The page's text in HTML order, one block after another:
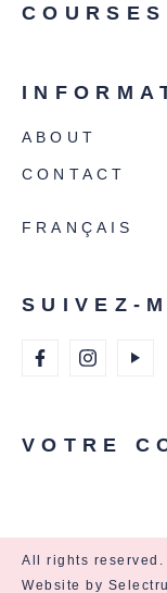
COURSES
ABOUT
CONTACT
FRANÇAIS
SUIVEZ-
VOTRE
All rights reserved.
Website by